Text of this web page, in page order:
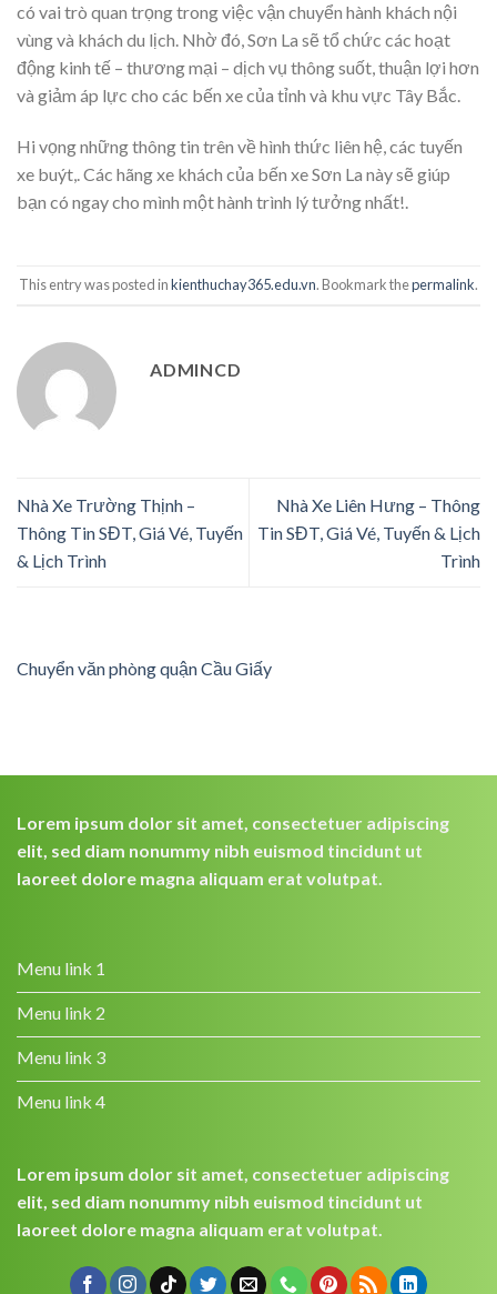
có vai trò quan trọng trong việc vận chuyển hành khách nội
vùng và khách du lịch. Nhờ đó, Sơn La sẽ tổ chức các hoạt
động kinh tế – thương mại – dịch vụ thông suốt, thuận lợi hơn
và giảm áp lực cho các bến xe của tỉnh và khu vực Tây Bắc.
Hi vọng những thông tin trên về hình thức liên hệ, các tuyến
xe buýt,. Các hãng xe khách của bến xe Sơn La này sẽ giúp
bạn có ngay cho mình một hành trình lý tưởng nhất!.
This entry was posted inkienthuchay365.edu.vn. Bookmark thepermalink.
ADMINCD
Nhà Xe Trường Thịnh –
Thông Tin SĐT, Giá Vé, Tuyến
& Lịch Trình
Nhà Xe Liên Hưng – Thông
Tin SĐT, Giá Vé, Tuyến & Lịch
Trình
Chuyển văn phòng quận Cầu Giấy
Lorem ipsum dolor sit amet, consectetuer adipiscing
elit, sed diam nonummy nibh euismod tincidunt ut
laoreet dolore magna aliquam erat volutpat.
Menu link 1
Menu link 2
Menu link 3
Menu link 4
Lorem ipsum dolor sit amet, consectetuer adipiscing
elit, sed diam nonummy nibh euismod tincidunt ut
laoreet dolore magna aliquam erat volutpat.